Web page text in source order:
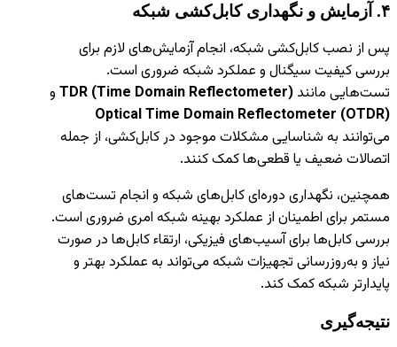
۴. آزمایش و نگهداری کابل‌کشی شبکه
پس از نصب کابل‌کشی شبکه، انجام آزمایش‌های لازم برای
بررسی کیفیت سیگنال و عملکرد شبکه ضروری است.
تست‌هایی مانند TDR (Time Domain Reflectometer) و
Optical Time Domain Reflectometer (OTDR)
می‌توانند به شناسایی مشکلات موجود در کابل‌کشی، از جمله
اتصالات ضعیف یا قطعی‌ها کمک کنند.
همچنین، نگهداری دوره‌ای کابل‌های شبکه و انجام تست‌های
مستمر برای اطمینان از عملکرد بهینه شبکه امری ضروری است.
بررسی کابل‌ها برای آسیب‌های فیزیکی، ارتقاء کابل‌ها در صورت
نیاز و به‌روزرسانی تجهیزات شبکه می‌تواند به عملکرد بهتر و
پایدارتر شبکه کمک کند.
نتیجه‌گیری